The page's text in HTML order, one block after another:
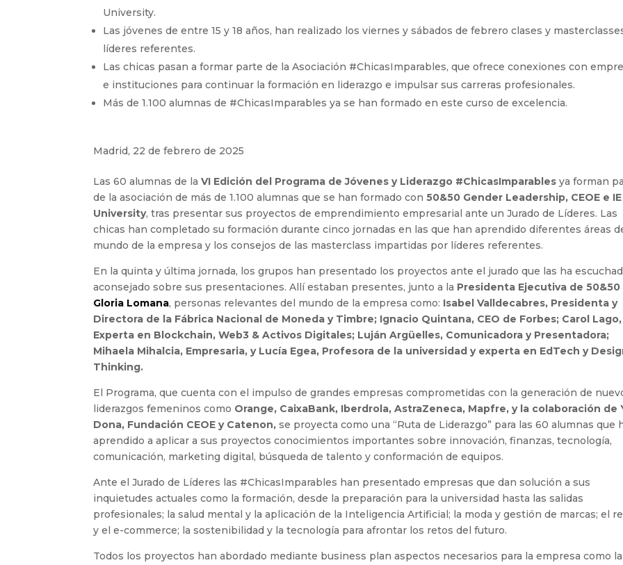
University.
Las jóvenes de entre 15 y 18 años, han realizado los viernes y sábados de febrero clases y
líderes referentes.
Las chicas pasan a formar parte de la Asociación #ChicasImparables, que ofrece conexiones con
e instituciones para continuar la formación en liderazgo e impulsar sus carreras profesionales.
Más de 1.100 alumnas de #ChicasImparables ya se han formado en este curso de excelencia.
Madrid, 22 de febrero de 2025
Las 60 alumnas de laVI Edición del Programa de Jóvenes y Liderazgo #ChicasImparables ya forman
de la asociación de más de 1.100 alumnas que se han formado con50&50 Gender Leadership, CEOE e IE
University, tras presentar sus proyectos de emprendimiento empresarial ante un Jurado de Líderes. Las
chicas han completado su formación durante cinco jornadas en las que han aprendido diferentes áreas
mundo de la empresa y los consejos de las masterclass impartidas por líderes referentes.
En la quinta y última jornada, los grupos han presentado los proyectos ante el jurado que las ha
aconsejado sobre sus presentaciones. Allí estaban presentes, junto a la Presidenta Ejecutiva de 50&50
Gloria Lomana, personas relevantes del mundo de la empresa como: Isabel Valldecabres, Presidenta y
Directora de la Fábrica Nacional de Moneda y Timbre; Ignacio Quintana, CEO de Forbes; Carol Lago,
Experta en Blockchain, Web3 & Activos Digitales; Luján Argüelles, Comunicadora y Presentadora;
Mihaela Mihalcia, Empresaria, y Lucía Egea, Profesora de la universidad y experta en EdTech y
Thinking.
El Programa, que cuenta con el impulso de grandes empresas comprometidas con la generación de
liderazgos femeninos como Orange, CaixaBank, Iberdrola, AstraZeneca, Mapfre, y la colaboración de
Dona, Fundación CEOE y Catenon, se proyecta como una “Ruta de Liderazgo” para las 60 alumnas que
aprendido a aplicar a sus proyectos conocimientos importantes sobre innovación, finanzas, tecnología,
comunicación, marketing digital, búsqueda de talento y conformación de equipos.
Ante el Jurado de Líderes las #ChicasImparables han presentado empresas que dan solución a sus
inquietudes actuales como la formación, desde la preparación para la universidad hasta las salidas
profesionales; la salud mental y la aplicación de la Inteligencia Artificial; la moda y gestión de marcas; el
y el e-commerce; la sostenibilidad y la tecnología para afrontar los retos del futuro.
Todos los proyectos han abordado mediante business plan aspectos necesarios para la empresa como la